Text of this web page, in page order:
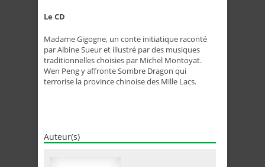
Le CD
Madame Gigogne, un conte initiatique raconté
par Albine Sueur et illustré par des musiques
traditionnelles choisies par Michel Montoyat.
Wen Peng y affronte Sombre Dragon qui
terrorise la province chinoise des Mille Lacs.
Auteur(s)